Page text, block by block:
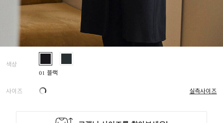
색상
01 블랙
사이즈
실측사이즈